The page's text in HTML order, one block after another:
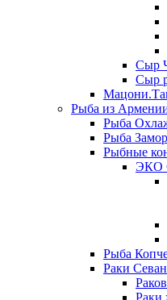
Сыр
Сыр
Рыба из
Рыба
Рыба
Рыбные
ЭКО
Рыба
Раки
Раки